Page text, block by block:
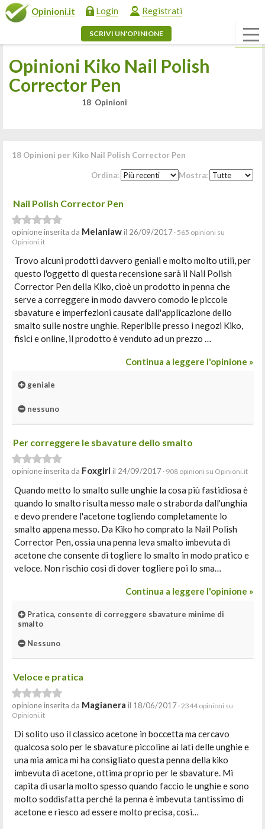
Opinioni.it Login Registrati
SCRIVI UN'OPINIONE
Opinioni Kiko Nail Polish
Corrector Pen
18 Opinioni
18 Opinioni per Kiko Nail Polish Corrector Pen
Ordina: Mostra:
Nail Polish Corrector Pen
opinione inserita da Melaniawil 26/09/2017 · 565 opinioni su
Opinioni.it
Trovo alcuni prodotti davvero geniali e molto molto utili, per
questo l'oggetto di questa recensione sarà il Nail Polish
Corrector Pen della Kiko, cioè un prodotto in penna che
serve a correggere in modo davvero comodo le piccole
sbavature e imperfezioni causate dall'applicazione dello
smalto sulle nostre unghie. Reperibile presso i negozi Kiko,
fisici e online, il prodotto è venduto ad un prezzo …
Continua a leggere l'opinione »
geniale
nessuno
Per correggere le sbavature dello smalto
opinione inserita da Foxgirl il 24/09/2017 · 908 opinioni su Opinioni.it
Quando metto lo smalto sulle unghie la cosa più fastidiosa è
quando lo smalto risulta messo male o straborda dall'unghia
e devo prendere l'acetone togliendo completamente lo
smalto appena messo. Da Kiko ho comprato la Nail Polish
Corrector Pen, ossia una penna leva smalto imbevuta di
acetone che consente di togliere lo smalto in modo pratico e
veloce. Non rischio così di dover togliere poi lo sma…
Continua a leggere l'opinione »
Pratica, consente di correggere sbavature minime di
smalto
Nessuno
Veloce e pratica
opinione inserita da Magianera il 18/06/2017 · 2344 opinioni su
Opinioni.it
Di solito uso il classico acetone in boccetta ma cercavo
qualcosa solo per le sbavature piccoline ai lati delle unghie e
una mia amica mi ha consigliato questa penna della kiko
imbevuta di acetone, ottima proprio per le sbavature. Mi
capita di usarla molto spesso quando faccio le unghie e sono
molto soddisfatta perché la penna è imbevuta tantissimo di
acetone e riesco ad essere molto precisa, cosi…